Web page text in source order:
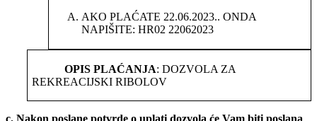
AKO PLAĆATE 22.06.2023.. ONDA
NAPIŠITE: HR02 22062023
OPIS PLAĆANJA: DOZVOLA ZA
REKREACIJSKI RIBOLOV